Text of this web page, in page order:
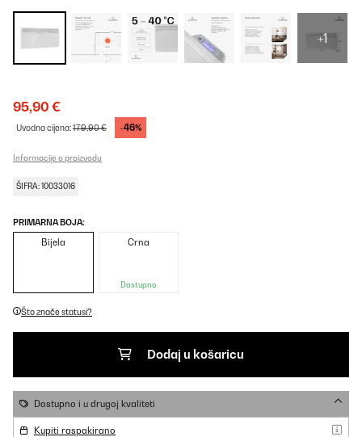
+1
95,90 €
Uvodna cijena:179,90 € -46%
Informacije o proizvodu
ŠIFRA: 10033016
PRIMARNA BOJA:
Bijela Crna
Dostupno
Što znače statusi?
Dodaj u košaricu
Dostupno i u drugoj kvaliteti
Kupiti raspakirano